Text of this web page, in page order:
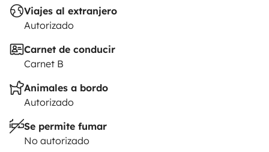
Viajes al extranjero
Autorizado
Carnet de conducir
Carnet B
Animales a bordo
Autorizado
Se permite fumar
No autorizado